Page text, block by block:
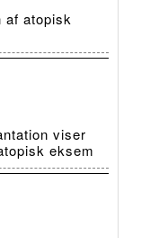
af atopisk
viser
eksem